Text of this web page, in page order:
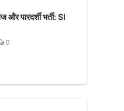
और पारदर्शी भर्ती: SI
0